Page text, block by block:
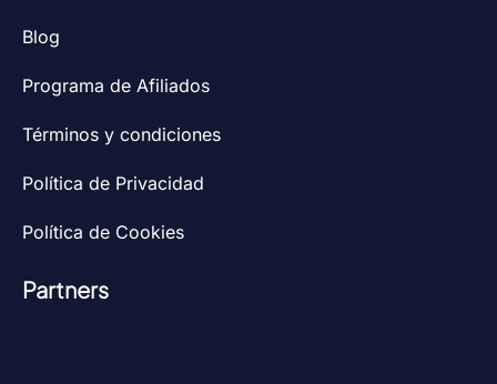
Blog
Programa de Afiliados
Términos y condiciones
Política de Privacidad
Política de Cookies
Partners